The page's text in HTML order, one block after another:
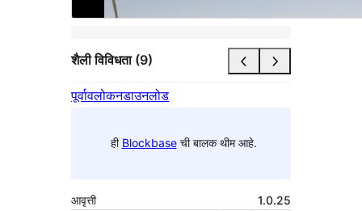
शैली विविधता (9)
पूर्वावलोकनडाउनलोड
ही Blockbaseची बालक थीम आहे.
आवृत्ती
1.0.25